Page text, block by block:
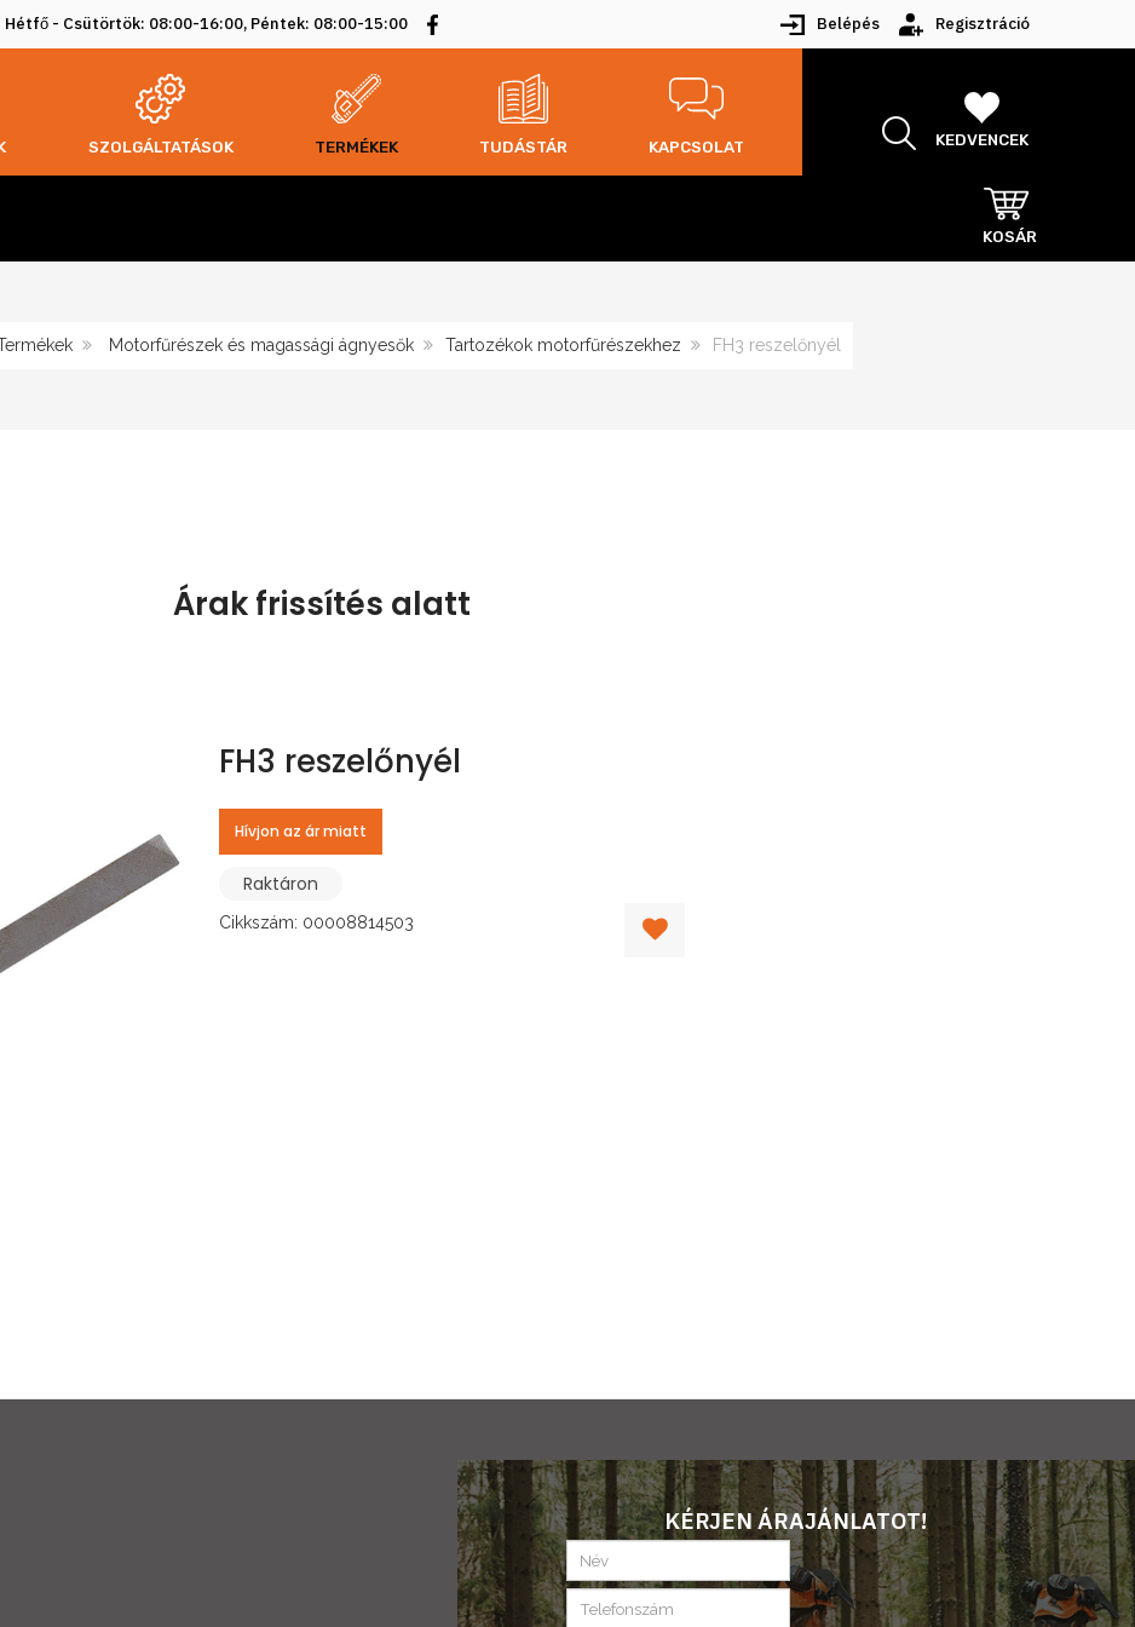
Hétfő - Csütörtök: 08:00-16:00, Péntek: 08:00-15:00 Belépés Regisztráció
SZOLGÁLTATÁSOK TERMÉKEK TUDÁSTÁR KAPCSOLAT KEDVENCEK
KOSÁR
Motorfűrészek és magassági ágnyesők Tartozékok motorfűrészekhez FH3 reszelőnyél
Árak frissítés alatt
FH3 reszelőnyél
Hívjon az ár miatt
Raktáron
Cikkszám: 00008814503
KÉRJEN ÁRAJÁNLATOT!